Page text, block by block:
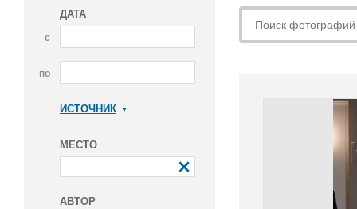
ДАТА
с
по
ИСТОЧНИК
МЕСТО
АВТОР